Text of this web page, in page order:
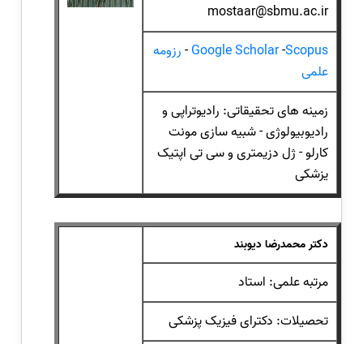
mostaar@sbmu.ac.ir
Google Scholar-Scopus
-رزومه
علمی
زمینه های تحقیقاتی: رادیوتراپی و
رادیوبیولوژی - شبیه سازی مونت
کارلو - ژل دزیمتری و سی تی اپتیک
یزشکی
دکتر محمدرضا دیوبند
مرتبه علمی: استاد
تحصیلات: دکترای فیزیک پزشکی